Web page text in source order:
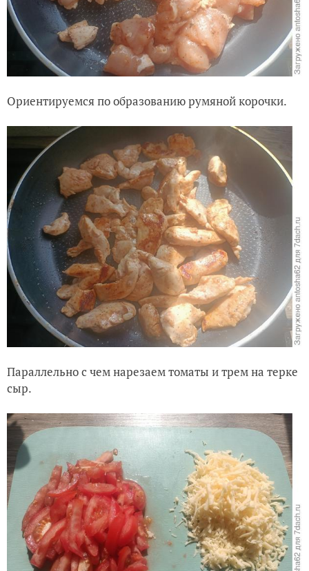
Ориентируемся по образованию румяной корочки.
Параллельно с чем нарезаем томаты и трем на терке
сыр.